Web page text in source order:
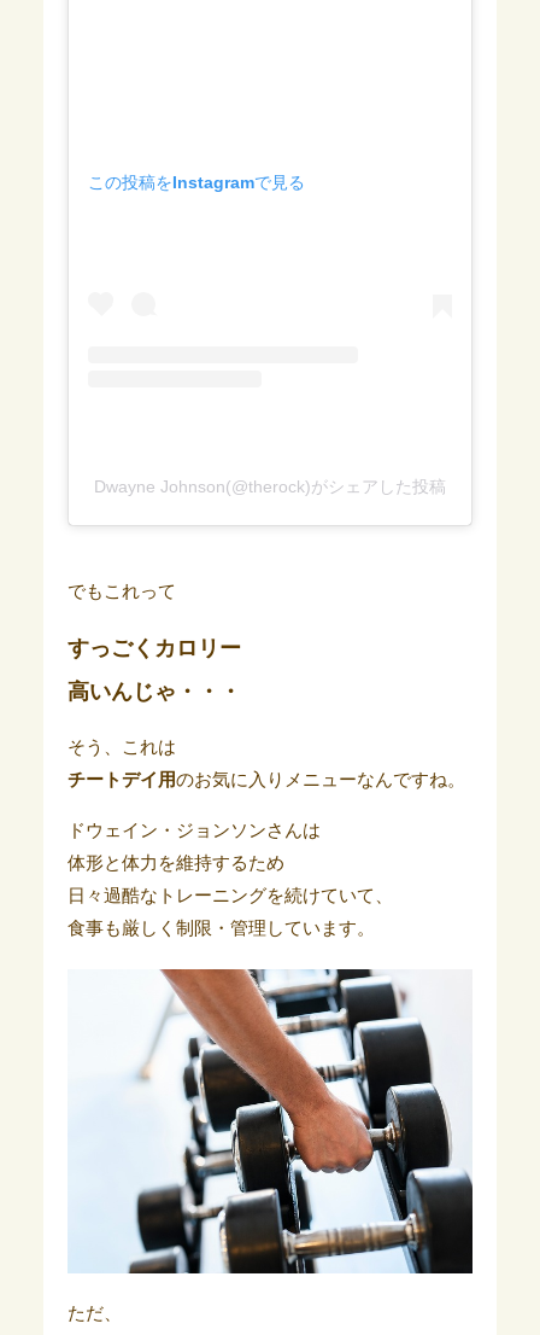
この投稿をInstagramで見る
Dwayne Johnson(@therock)がシェアした投稿
でもこれって
すっごくカロリー
高いんじゃ・・・
そう、これは
チートデイ用のお気に入りメニューなんですね。
ドウェイン・ジョンソンさんは
体形と体力を維持するため
日々過酷なトレーニングを続けていて、
食事も厳しく制限・管理しています。
ただ、